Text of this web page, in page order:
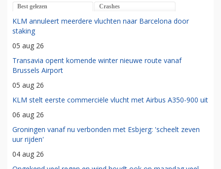
Best gelezen Crashes
KLM annuleert meerdere vluchten naar Barcelona door
staking
05 aug 26
Transavia opent komende winter nieuwe route vanaf
Brussels Airport
05 aug 26
KLM stelt eerste commerciële vlucht met Airbus A350-900 uit
06 aug 26
Groningen vanaf nu verbonden met Esbjerg: 'scheelt zeven
uur rijden'
04 aug 26